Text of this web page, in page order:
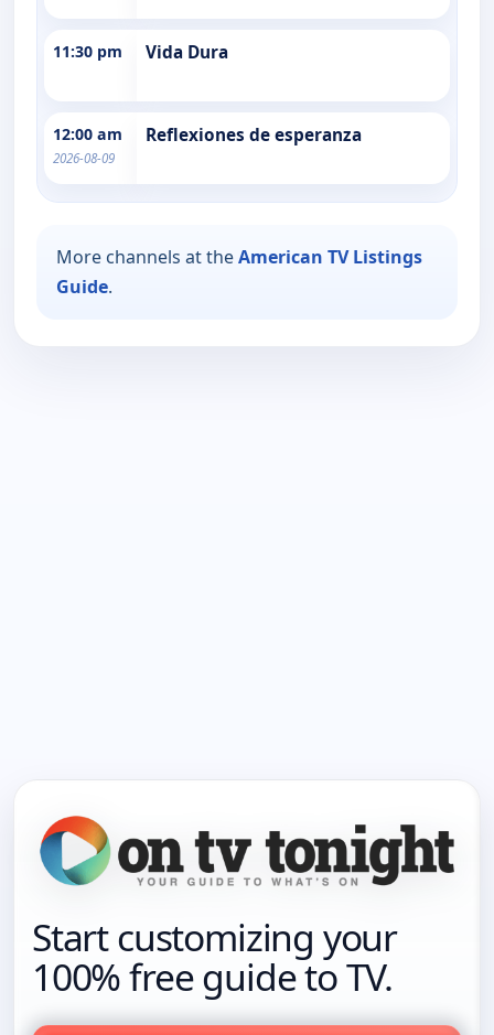
11:30 pm Vida Dura
12:00 am
2026-08-09
Reflexiones de esperanza
More channels at theAmerican TV Listings
Guide.
Start customizing your
100% free guide to TV.